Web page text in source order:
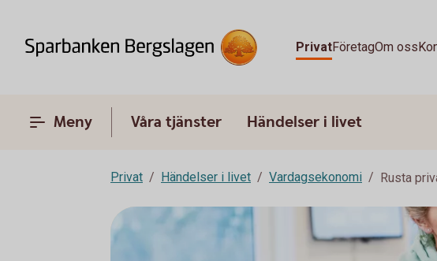
PrivatFöretagOm oss
Meny Våra tjänster Händelser i livet
Privat Händelser i livet Vardagsekonomi Rusta